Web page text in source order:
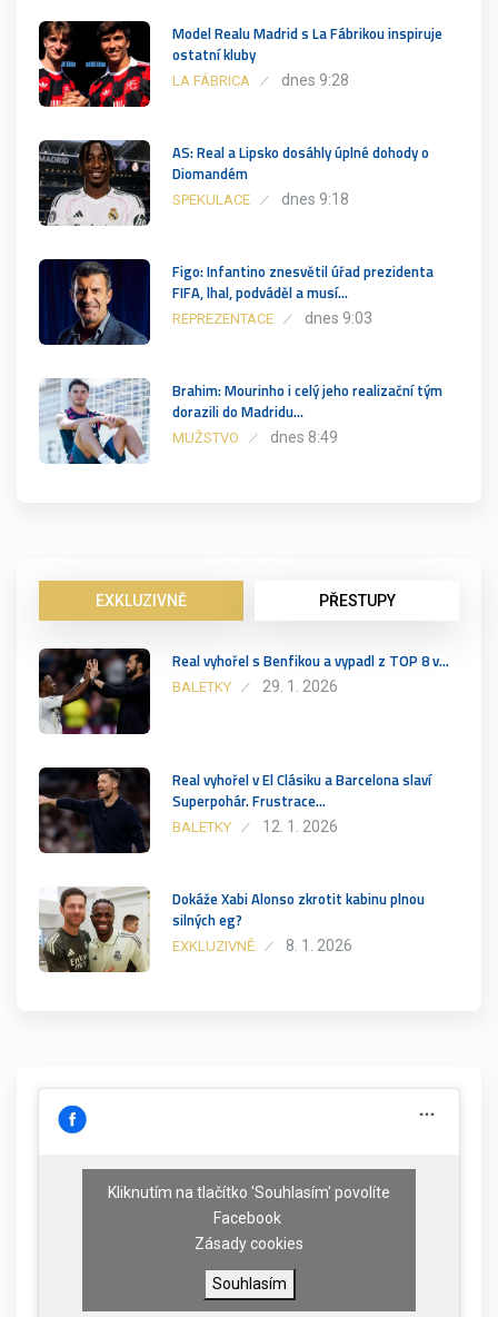
Model Realu Madrid s La Fábrikou inspiruje
ostatní kluby
LA FÁBRICA dnes 9:28
AS: Real a Lipsko dosáhly úplné dohody o
Diomandém
SPEKULACE dnes 9:18
Figo: Infantino znesvětil úřad prezidenta
FIFA, lhal, podváděl a musí…
REPREZENTACE dnes 9:03
Brahim: Mourinho i celý jeho realizační tým
dorazili do Madridu…
MUŽSTVO dnes 8:49
EXKLUZIVNĚ PŘESTUPY
Real vyhořel s Benfikou a vypadl z TOP 8 v…
BALETKY 29. 1. 2026
Real vyhořel v El Clásiku a Barcelona slaví
Superpohár. Frustrace…
BALETKY 12. 1. 2026
Dokáže Xabi Alonso zkrotit kabinu plnou
silných eg?
EXKLUZIVNĚ 8. 1. 2026
Kliknutím na tlačítko 'Souhlasím' povolíte
Facebook
Zásady cookies
Souhlasím